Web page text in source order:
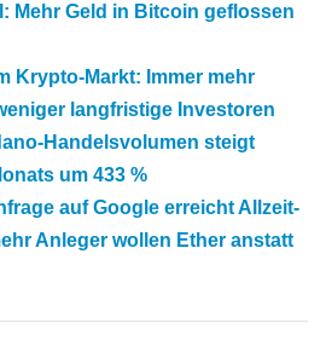
Mehr Geld in Bitcoin geflossen
Krypto-Markt: Immer mehr
langfristige Investoren
Handelsvolumen steigt
um 433 %
auf Google erreicht Allzeit-
Anleger wollen Ether anstatt